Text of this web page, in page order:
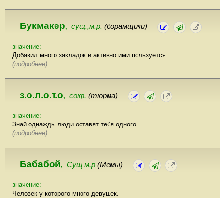
Букмакер, сущ.,м.р. (дорамщики)
значение:
Добавил много закладок и активно ими пользуется.
(подробнее)
з.о.л.о.т.о, сокр. (тюрма)
значение:
Знай однажды люди оставят тебя одного.
(подробнее)
Бабабой, Сущ м.р (Мемы)
значение:
Человек у которого много девушек.